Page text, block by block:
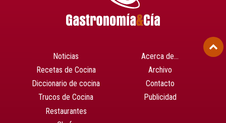
Noticias
Recetas de Cocina
Diccionario de cocina
Trucos de Cocina
Restaurantes
Acerca de…
Archivo
Contacto
Publicidad